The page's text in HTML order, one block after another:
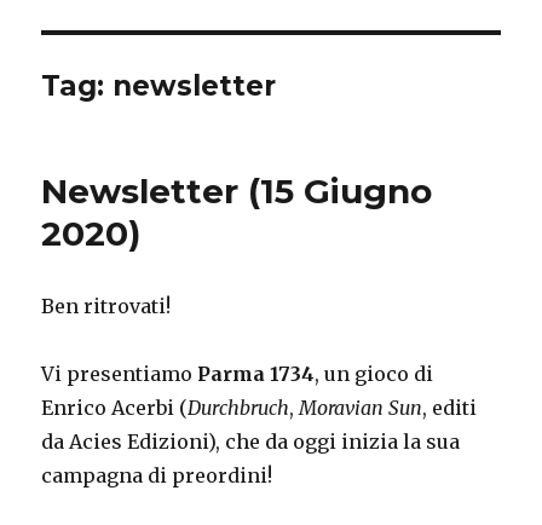
Tag: newsletter
Newsletter (15 Giugno
2020)
Ben ritrovati!
Vi presentiamo Parma 1734, un gioco di
Enrico Acerbi (Durchbruch,Moravian Sun, editi
da Acies Edizioni), che da oggi inizia la sua
campagna di preordini!